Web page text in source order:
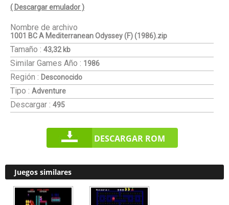
( Descargar emulador )
Nombre de archivo
1001 BC A Mediterranean Odyssey (F) (1986).zip
Tamaño : 43,32 kb
Similar Games Año : 1986
Región : Desconocido
Tipo : Adventure
Descargar : 495
DESCARGAR ROM
Juegos similares